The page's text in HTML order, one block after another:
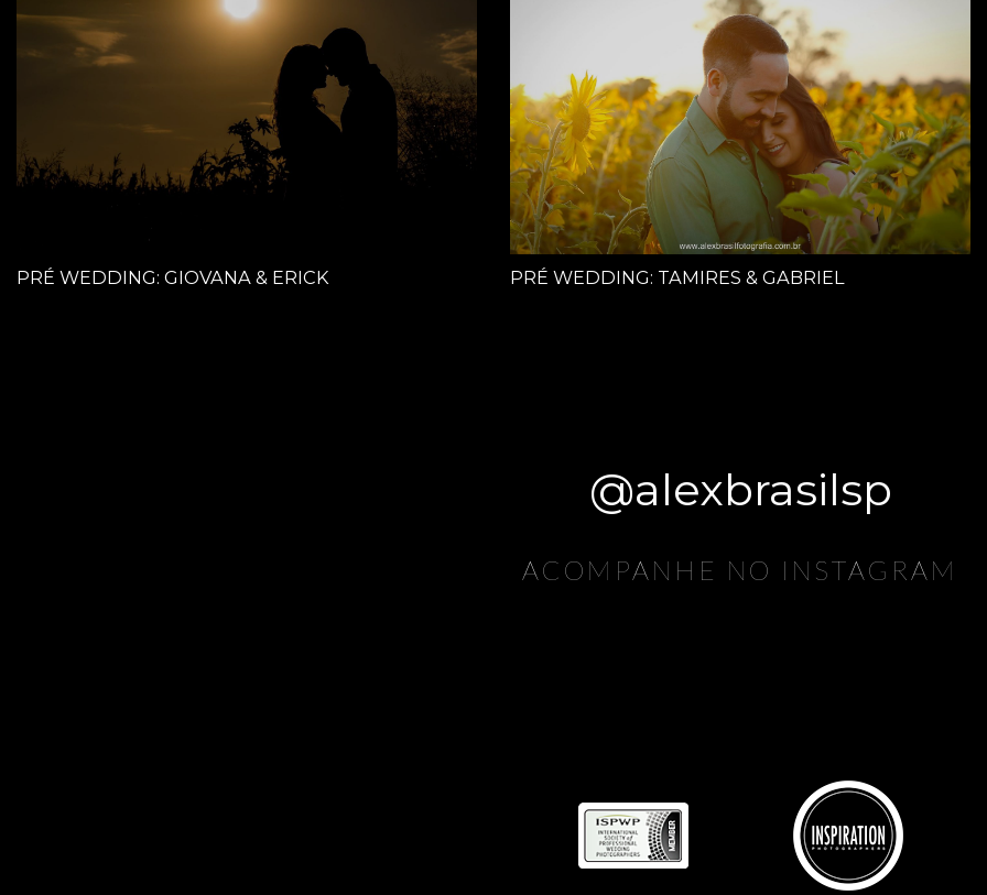
PRÉ WEDDING: GIOVANA & ERICK PRÉ WEDDING: TAMIRES & GABRIEL
@alexbrasilsp
ACOMPANHE NO INSTAGRAM